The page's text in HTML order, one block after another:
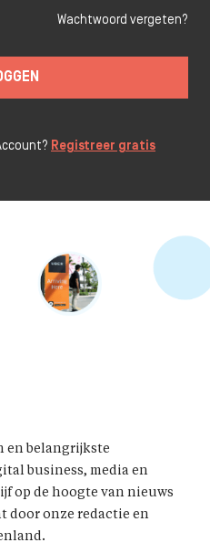
en belangrijkste
business, media en
op de hoogte van nieuws
door onze redactie en
Wachtwoord vergeten?
Registreer gratis